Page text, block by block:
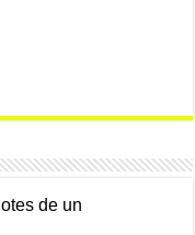
de un